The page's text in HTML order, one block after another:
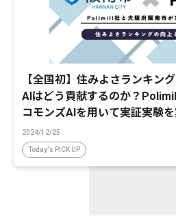
【全国初】住みよさランキン
AIはどう貢献するのか？
コモンズAIを用いて実証実験
2024/12/25
Today's PICK UP